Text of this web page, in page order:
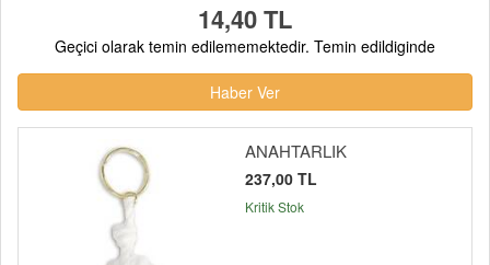
14,40 TL
Geçici olarak temin edilememektedir. Temin edildiginde
Haber Ver
ANAHTARLIK
237,00 TL
Kritik Stok